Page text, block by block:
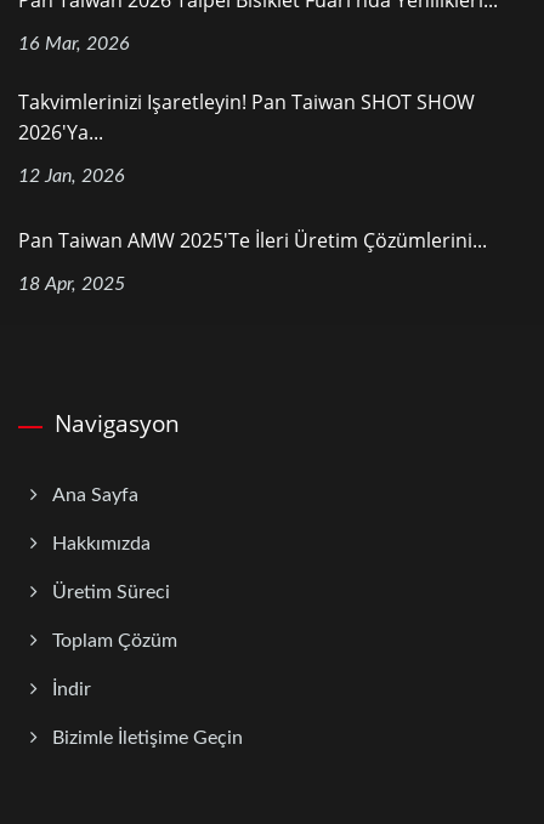
16 Mar, 2026
Takvimlerinizi Işaretleyin! Pan Taiwan SHOT SHOW
2026'ya...
12 Jan, 2026
Pan Taiwan AMW 2025'te İleri Üretim Çözümlerini...
18 Apr, 2025
Navigasyon
Ana Sayfa
Hakkımızda
Üretim Süreci
Toplam Çözüm
İndir
Bizimle İletişime Geçin